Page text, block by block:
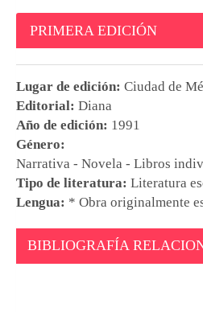
PRIMERA EDICIÓN
Lugar de edición: Ciudad de
Editorial: Diana
Año de edición: 1991
Género:
Narrativa - Novela - Libros
Tipo de literatura: Literatura
Lengua: * Obra originalmente
BIBLIOGRAFÍA